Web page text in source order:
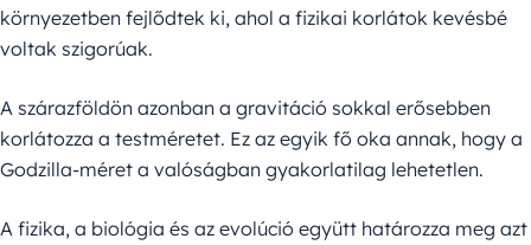
környezetben fejlődtek ki, ahol a fizikai korlátok kevésbé
voltak szigorúak.
A szárazföldön azonban a gravitáció sokkal erősebben
korlátozza a testméretet. Ez az egyik fő oka annak, hogy a
Godzilla-méret a valóságban gyakorlatilag lehetetlen.
A fizika, a biológia és az evolúció együtt határozza meg azt